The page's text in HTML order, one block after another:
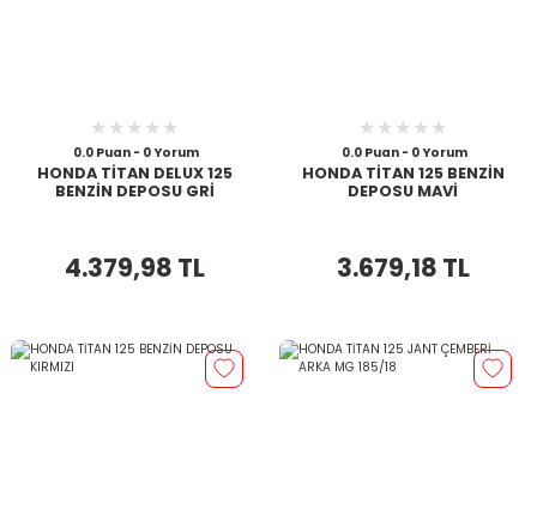
0.0 Puan - 0 Yorum
HONDA TİTAN DELUX 125
BENZİN DEPOSU GRİ
4.379,98 TL
0.0 Puan - 0 Yorum
HONDA TİTAN 125 BENZİN
DEPOSU MAVİ
3.679,18 TL